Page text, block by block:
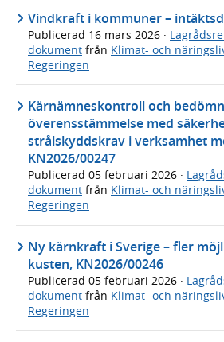
Vindkraft i kommuner –
Publicerad 16 mars 2026 ·
dokument från Klimat- och
Regeringen
Kärnämneskontroll och
överensstämmelse med
strålskyddskrav i verksamhet
KN2026/00247
Publicerad 05 februari 2026 ·
dokument från Klimat- och
Regeringen
Ny kärnkraft i Sverige – fler
kusten, KN2026/00246
Publicerad 05 februari 2026 ·
dokument från Klimat- och
Regeringen